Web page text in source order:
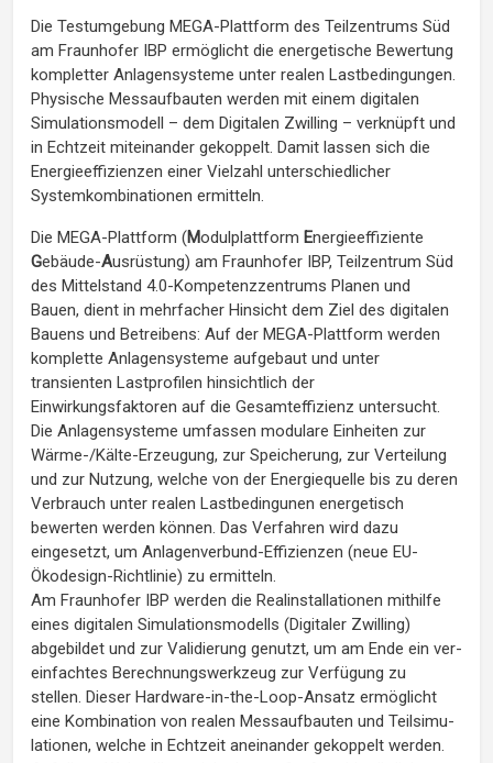
Die Testumgebung MEGA-Plattform des Teilzentrums Süd
am Fraunhofer IBP ermöglicht die energetische Bewertung
kompletter Anlagensysteme unter realen Lastbedingungen.
Physische Messaufbauten werden mit einem digitalen
Simulationsmodell – dem Digitalen Zwilling – verknüpft und
in Echtzeit miteinander gekoppelt. Damit lassen sich die
Energieeffizienzen einer Vielzahl unterschiedlicher
Systemkombinationen ermitteln.
Die MEGA-Plattform (Modulplattform Energieeffiziente
Gebäude-Ausrüstung) am Fraunhofer IBP, Teilzentrum Süd
des Mittelstand 4.0-Kompetenzzentrums Planen und
Bauen, dient in mehrfacher Hinsicht dem Ziel des digitalen
Bauens und Betreibens: Auf der MEGA-Plattform werden
komplette Anlagensysteme aufgebaut und unter
transienten Lastprofilen hinsichtlich der
Einwirkungsfaktoren auf die Gesamt­effizienz untersucht.
Die Anlagensysteme umfassen modulare Einheiten zur
Wärme-/Kälte-Erzeugung, zur Speicherung, zur Verteilung
und zur Nutzung, welche von der Energiequelle bis zu deren
Verbrauch unter realen Lastbedingunen energetisch
bewerten werden können. Das Verfahren wird dazu
eingesetzt, um Anlagenverbund-Effizienzen (neue EU-
Ökodesign-Richtlinie) zu ermitteln.
Am Fraunhofer IBP werden die Realinstallationen mithilfe
eines digitalen Simulationsmodells (Digitaler Zwilling)
abgebildet und zur Validierung genutzt, um am Ende ein ver­
einfachtes Berechnungswerkzeug zur Ver­fügung zu
stellen. Dieser Hardware-in-the-Loop-Ansatz ermöglicht
eine Kombination von realen Messaufbauten und Teilsimu­
lationen, welche in Echtzeit aneinander gekoppelt werden.